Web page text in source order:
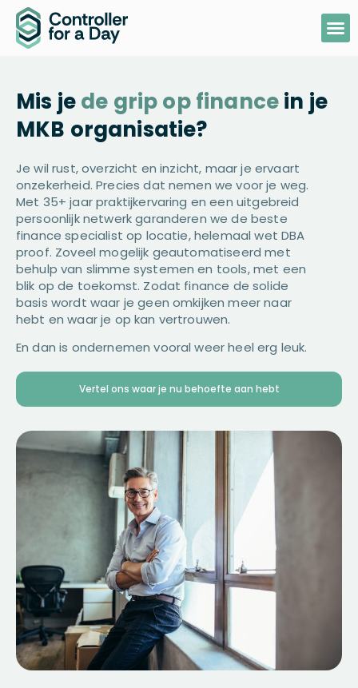
Mis jede grip op financein je
MKB organisatie?
Je wil rust, overzicht en inzicht, maar je ervaart
onzekerheid. Precies dat nemen we voor je weg.
Met 35+ jaar praktijkervaring en een uitgebreid
persoonlijk netwerk garanderen we de beste
finance specialist op locatie, helemaal wet DBA
proof. Zoveel mogelijk geautomatiseerd met
behulp van slimme systemen en tools, met een
blik op de toekomst. Zodat finance de solide
basis wordt waar je geen omkijken meer naar
hebt en waar je op kan vertrouwen.
En dan is ondernemen vooral weer heel erg leuk.
Vertel ons waar je nu behoefte aan hebt